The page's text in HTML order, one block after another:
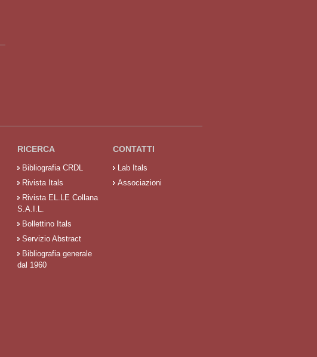
RICERCA
Bibliografia CRDL
Rivista Itals
Rivista EL.LE Collana
S.A.I.L.
Bollettino Itals
Servizio Abstract
Bibliografia generale
dal 1960
CONTATTI
Lab Itals
Associazioni